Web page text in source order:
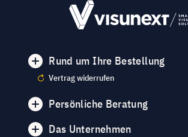
Rund um Ihre Bestellung
Vertrag widerrufen
Persönliche Beratung
Das Unternehmen